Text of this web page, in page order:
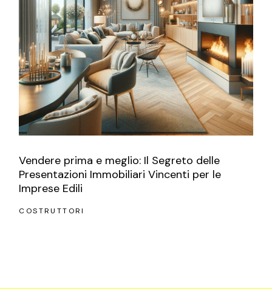
Vendere prima e meglio: Il Segreto delle
Presentazioni Immobiliari Vincenti per le
Imprese Edili
COSTRUTTORI